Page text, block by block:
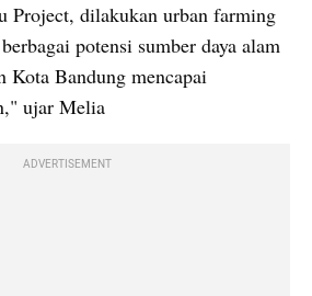
Project, dilakukan urban farming
potensi sumber daya alam
Kota Bandung mencapai
ujar Melia
ADVERTISEMENT